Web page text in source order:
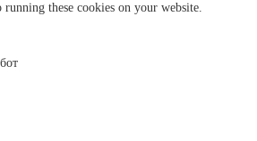
these cookies on your website.